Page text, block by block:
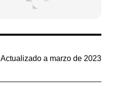
Actualizado a marzo de 2023